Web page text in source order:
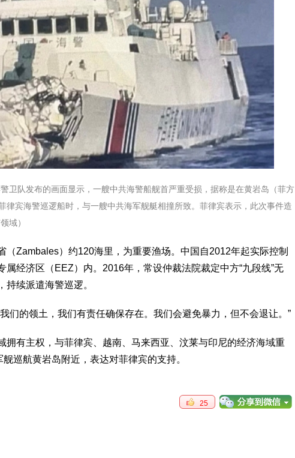
卫队发布的画面显示，一艘中共海警船舰首严重受损，据称是在黄岩岛（菲方
律宾海警巡逻船时，与一艘中共海军舰艇相撞所致。菲律宾表示，此次事件造
域）
（Zambales）约120海里，为重要渔场。中国自2012年起实际控制
属经济区（EEZ）内。2016年，常设仲裁法院裁定中方“九段线”无
持续派遣海警巡逻。
们的领土，我们有责任确保存在。我们会避免暴力，但不会退让。”
拥有主权，与菲律宾、越南、马来西亚、汶莱与印尼的经济海域重
巡航黄岩岛附近，表达对菲律宾的支持。
25